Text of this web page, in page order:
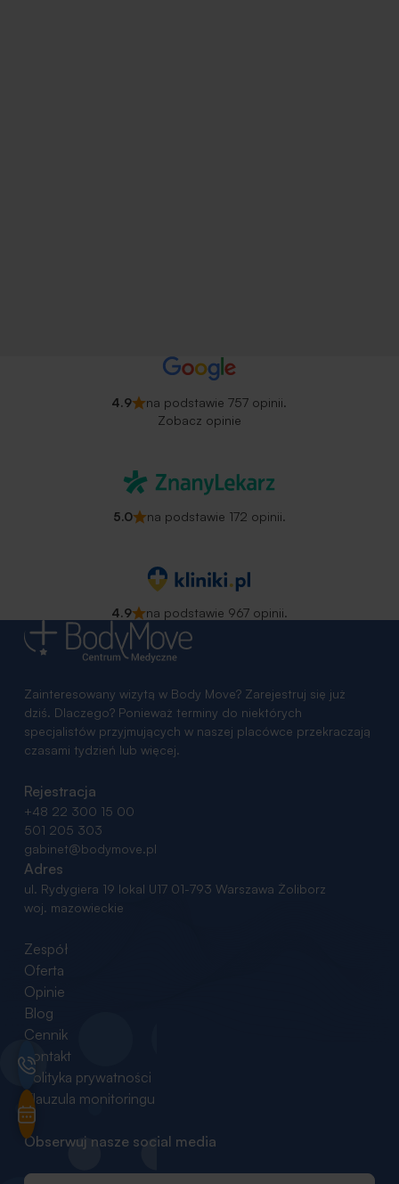
4.9
na podstawie 757 opinii.
Zobacz opinie
5.0 na podstawie 172 opinii.
4.9 na podstawie 967 opinii.
Zainteresowany wizytą w Body Move? Zarejestruj się już
dziś. Dlaczego? Ponieważ terminy do niektórych
specjalistów przyjmujących w naszej placówce przekraczają
czasami tydzień lub więcej.
Rejestracja
+48 22 300 15 00
501 205 303
gabinet@bodymove.pl
Adres
ul. Rydygiera 19 lokal U17 01-793 Warszawa Żoliborz
woj. mazowieckie
Zespół
Oferta
Opinie
Blog
Cennik
Kontakt
Polityka prywatności
Klauzula monitoringu
Obserwuj nasze social media